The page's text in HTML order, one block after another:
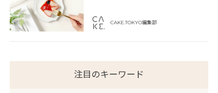
CAKE.TOKYO編集部
注目のキーワード